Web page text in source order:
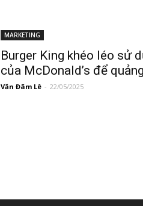
MARKETING
Burger King khéo léo sử
của McDonald’s để
Văn Đãm Lê - 22/05/2025